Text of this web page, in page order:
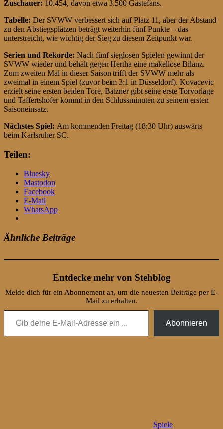
Zuschauer: 10.454, davon etwa 3.500 Gästefans.
Tabelle: Der SVWW verbessert sich auf Platz 11, aber der Abstand
zu den Abstiegsplätzen beträgt weiterhin fünf Punkte – das
unterstreicht, wie wichtig der Sieg zu diesem Zeitpunkt war.
Serien und Rekorde: Nach fünf sieglosen Spielen gewinnt der
SVWW wieder und behält gegen Hertha eine makellose Bilanz.
Zum zweiten Mal in dieser Saison trifft der SVWW mehr als
zweimal in einem Spiel (zuvor beim 3:1 in Düsseldorf). Kovacevic
erzielt seine ersten beiden Tore, Bätzner gibt seine erste Torvorlage
und Taffertshofer kommt in den Schlussminuten zu seinem ersten
Saisoneinsatz.
Nächstes Spiel: Am kommenden Freitag (18:30 Uhr) auswärts
beim Karlsruher SC.
Teilen:
Bluesky
Mastodon
Facebook
E-Mail
WhatsApp
Ähnliche Beiträge
Entdecke mehr von Stehblog
Melde dich für ein Abonnement an, um die neuesten Beiträge per E-
Mail zu erhalten.
Gib deine E-Mail-Adresse ein ...
Abonnieren
Spiele